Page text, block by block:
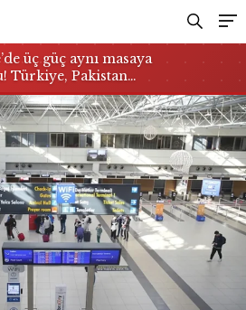
üç güç aynı masaya
Türkiye, Pakistan…